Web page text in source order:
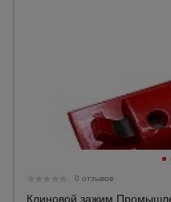
0 отзывов
Клиновой зажим